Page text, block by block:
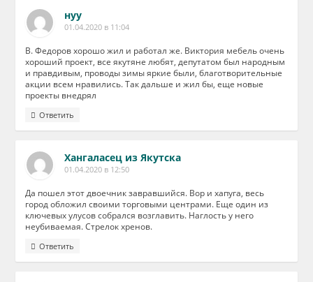
нуу
01.04.2020 в 11:04
В. Федоров хорошо жил и работал же. Виктория мебель очень
хороший проект, все якутяне любят, депутатом был народным
и правдивым, проводы зимы яркие были, благотворительные
акции всем нравились. Так дальше и жил бы, еще новые
проекты внедрял
Ответить
Хангаласец из Якутска
01.04.2020 в 12:50
Да пошел этот двоечник завравшийся. Вор и хапуга, весь
город обложил своими торговыми центрами. Еще один из
ключевых улусов собрался возглавить. Наглость у него
неубиваемая. Стрелок хренов.
Ответить